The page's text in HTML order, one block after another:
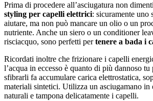
Prima di procedere all’asciugatura non
styling per capelli elettrici: sicuramente uno
aiutare, ma non può mancare un olio o un
nutriente. Anche un siero o un conditioner
risciacquo, sono perfetti pertenere a bada i
Ricordati inoltre che frizionare i capelli
l’acqua in eccesso è quanto di più dannoso tu
sfibrarli fa accumulare carica elettrostatica,
materiali sintetici. Utilizza un asciugamano in
naturali e tampona delicatamente i capelli.